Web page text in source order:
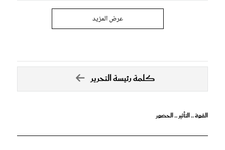
عرض المزيد
كلمة رئيسة التحرير
القوة .. التأثير .. الحضور